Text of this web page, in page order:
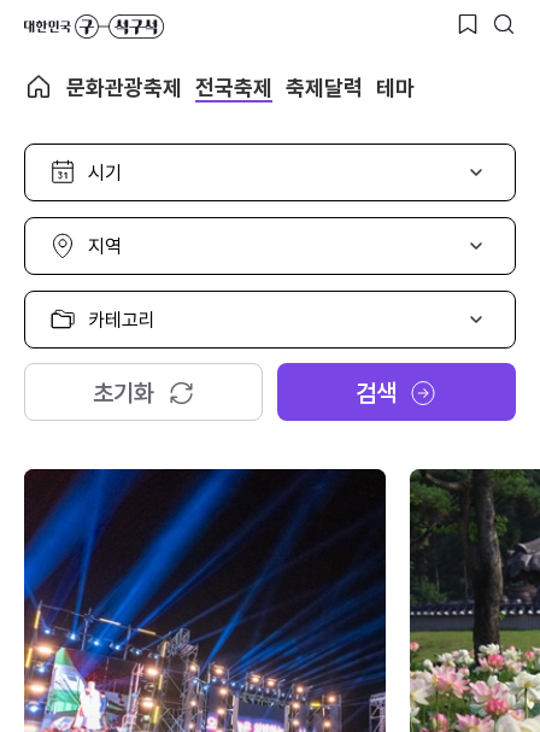
문화관광축제 전국축제 축제달력 테마
시
선
택
지
선
택
카
고
리
택
초기화 검색